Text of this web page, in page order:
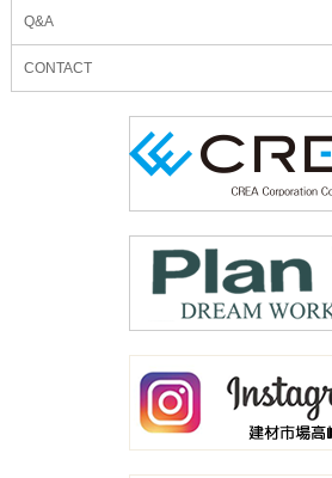
Q&A
CONTACT